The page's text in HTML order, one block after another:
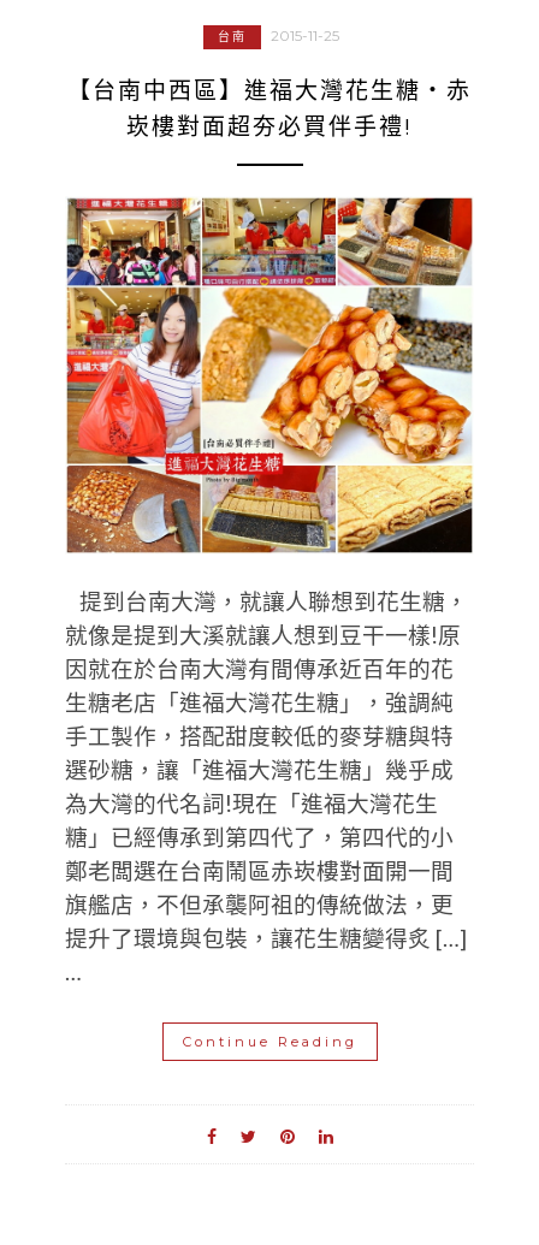
台南 2015-11-25
【台南中西區】進福大灣花生糖‧赤
崁樓對面超夯必買伴手禮!
提到台南大灣，就讓人聯想到花生糖，
就像是提到大溪就讓人想到豆干一樣!原
因就在於台南大灣有間傳承近百年的花
生糖老店「進福大灣花生糖」，強調純
手工製作，搭配甜度較低的麥芽糖與特
選砂糖，讓「進福大灣花生糖」幾乎成
為大灣的代名詞!現在「進福大灣花生
糖」已經傳承到第四代了，第四代的小
鄭老闆選在台南鬧區赤崁樓對面開一間
旗艦店，不但承襲阿祖的傳統做法，更
提升了環境與包裝，讓花生糖變得炙 […]
…
Continue Reading